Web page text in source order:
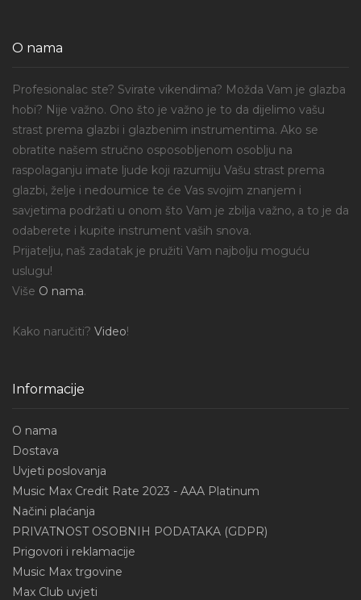
O nama
Profesionalac ste? Svirate vikendima? Možda Vam je glazba
hobi? Nije važno. Ono što je važno je to da dijelimo vašu
strast prema glazbi i glazbenim instrumentima. Ako se
obratite našem stručno osposobljenom osoblju na
raspolaganju imate ljude koji razumiju Vašu strast prema
glazbi, želje i nedoumice te će Vas svojim znanjem i
savjetima podržati u onom što Vam je zbilja važno, a to je da
odaberete i kupite instrument vaših snova.
Prijatelju, naš zadatak je pružiti Vam najbolju moguću
uslugu!
Više O nama.
Kako naručiti? Video!
Informacije
O nama
Dostava
Uvjeti poslovanja
Music Max Credit Rate 2023 - AAA Platinum
Načini plaćanja
PRIVATNOST OSOBNIH PODATAKA (GDPR)
Prigovori i reklamacije
Music Max trgovine
Max Club uvjeti